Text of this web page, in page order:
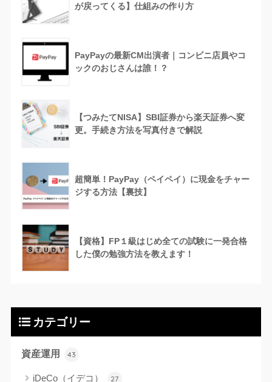
が戻ってくる】仕組みの作り方
PayPayの最新CM出演者｜コンビニ店員やコ
ックのおじさんは誰！？
【つみたてNISA】SBI証券から楽天証券へ変
更。手続き方法を写真付きで解説
超簡単！PayPay（ペイペイ）に現金をチャー
ジする方法【裏技】
【資格】FP１級はじめ全ての試験に一発合格
した僕の勉強方法を教えます！
カテゴリー
資産運用 43
iDeCo（イデコ） 27